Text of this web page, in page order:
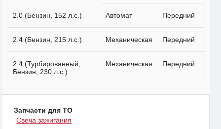
2.0 (Бензин, 152 л.с.) Автомат Передний
2.4 (Бензин, 215 л.с.) Механическая Передний
2.4 (Турбированный,
Бензин, 230 л.с.)
Механическая Передний
Запчасти для ТО
Свеча зажигания